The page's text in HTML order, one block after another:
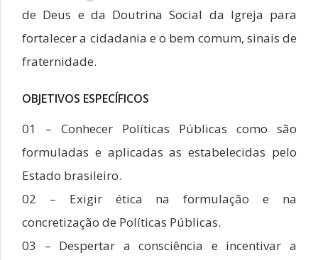
de Deus e da Doutrina Social da Igreja para
fortalecer a cidadania e o bem comum, sinais de
fraternidade.
OBJETIVOS ESPECÍFICOS
01 – Conhecer Políticas Públicas como são
formuladas e aplicadas as estabelecidas pelo
Estado brasileiro.
02 – Exigir ética na formulação e na
concretização de Políticas Públicas.
03 – Despertar a consciência e incentivar a